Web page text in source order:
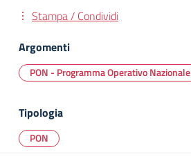
Stampa / Condividi
Argomenti
PON - Programma Operativo Nazionale
Tipologia
PON